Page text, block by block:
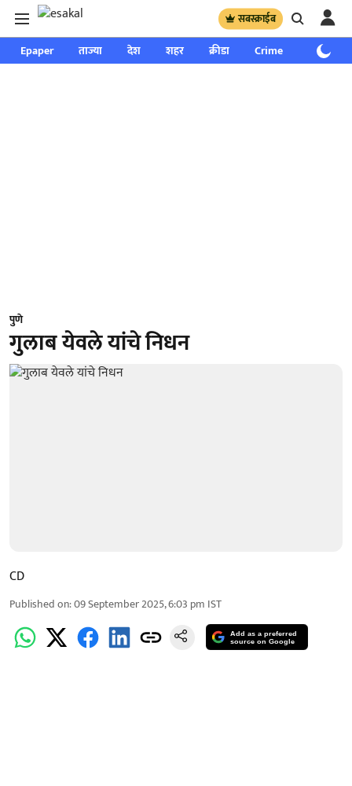
सबस्क्राईब
Epaper ताज्या देश शहर क्रीडा Crime साप्ताहिक
पुणे
गुलाब येवले यांचे निधन
CD
Published on:09 September 2025, 6:03 pm IST
Add as a preferred
source on Google